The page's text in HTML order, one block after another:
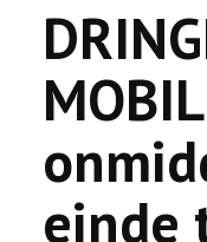
ACTUALITEIT
GEMEENSCHAP
EVENTS
🔔 VERKIEZINGEN
einde